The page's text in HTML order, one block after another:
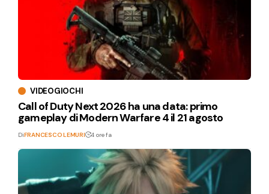
VIDEOGIOCHI
Call of Duty Next 2026 ha una data: primo
gameplay di Modern Warfare 4 il 21 agosto
DiFRANCESCO LEMURI 4 ore fa